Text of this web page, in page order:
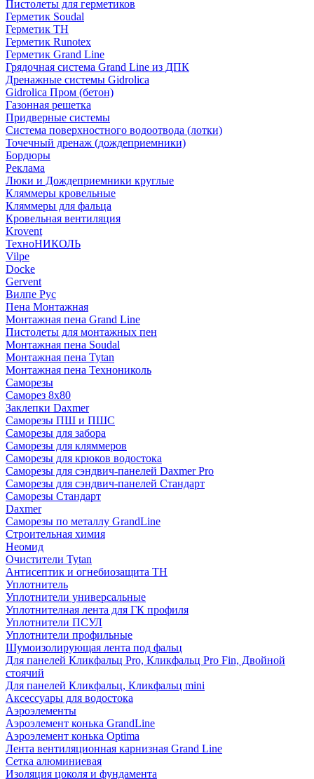
Пистолеты для герметиков
Герметик Soudal
Герметик ТН
Герметик Runotex
Герметик Grand Line
Грядочная система Grand Line из ДПК
Дренажные системы Gidrolica
Gidrolica Пром (бетон)
Газонная решетка
Придверные системы
Система поверхностного водоотвода (лотки)
Точечный дренаж (дождеприемники)
Бордюры
Рекламa
Люки и Дождеприемники круглые
Кляммеры кровельные
Кляммеры для фальца
Кровельная вентиляция
Krovent
ТехноНИКОЛЬ
Vilpe
Docke
Gervent
Вилпе Рус
Пена Монтажнaя
Монтажная пена Grand Linе
Пистолеты для монтажных пен
Монтажная пена Soudal
Монтажная пена Tytan
Монтажная пена Технониколь
Саморезы
Саморез 8х80
Заклепки Daxmer
Саморезы ПШ и ПШС
Саморезы для забора
Саморезы для кляммеров
Саморезы для крюков водостока
Саморезы для сэндвич-панелей Daxmer Pro
Саморезы для сэндвич-панелей Стандарт
Саморезы Стандарт
Daxmer
Саморезы по металлу GrandLine
Строительная химия
Неомид
Очистители Tytan
Антисептик и огнебиозащита ТН
Уплотнитель
Уплотнители универсальные
Уплотнителная лента для ГК профиля
Уплотнители ПСУЛ
Уплотнители профильные
Шумоизолирующая лента под фальц
Для панелей Кликфальц Pro, Кликфальц Pro Fin, Двойной
стоячий
Для панелей Кликфальц, Кликфальц mini
Аксессуары для водостока
Аэроэлементы
Аэроэлемент конька GrandLine
Аэроэлемент конька Optima
Лента вентиляционная карнизная Grand Line
Сетка алюминиевая
Изоляция цоколя и фундамента